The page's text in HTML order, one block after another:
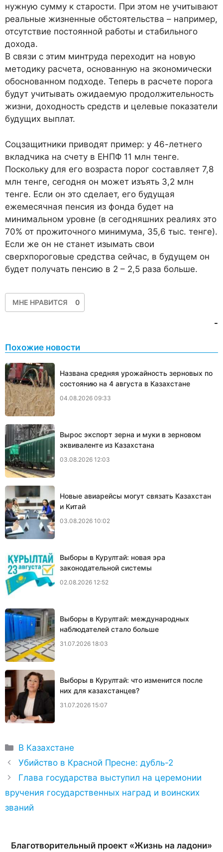
нужную сумму к старости. При этом не учитывают
реальные жизненные обстоятельства – например,
отсутствие постоянной работы и стабильного
дохода.
В связи с этим минтруда переходит на новую
методику расчета, основанную на экономически
обоснованном подходе. Теперь в расчете порога
будут учитывать ожидаемую продолжительность
жизни, доходность средств и целевые показатели
будущих выплат.
Соцзащитники приводят пример: у 46-летнего
вкладчика на счету в ЕНПФ 11 млн тенге.
Поскольку для его возраста порог составляет 7,8
млн тенге, сегодня он может изъять 3,2 млн
тенге. Если он это сделает, его будущая
ежемесячная пенсия из фонда будет на
минимальном уровне (в сегодняшних реалиях это
70% от прожиточного минимума, 35,6 тыс. тенге).
Если же он не станет изымать свои
сверхпороговые средства сейчас, в будущем он
будет получать пенсию в 2 – 2,5 раза больше.
МНЕ НРАВИТСЯ 0
-
Похожие новости
Названа средняя урожайность зерновых по
состоянию на 4 августа в Казахстане
04.08.2026 09:33
Вырос экспорт зерна и муки в зерновом
эквиваленте из Казахстана
03.08.2026 12:03
Новые авиарейсы могут связать Казахстан
и Китай
03.08.2026 10:02
Выборы в Курултай: новая эра
законодательной системы
02.08.2026 12:52
Выборы в Курултай: международных
наблюдателей стало больше
31.07.2026 18:03
Выборы в Курултай: что изменится после
них для казахстанцев?
31.07.2026 15:07
Рубрики
В Казахстане
Убийство в Красной Пресне: дубль-2
Глава государства выступил на церемонии
вручения государственных наград и воинских
званий
Благотворительный проект «Жизнь на ладони»